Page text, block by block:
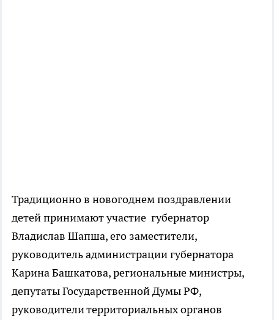
Традиционно в новогоднем поздравлении
детей принимают участие губернатор
Владислав Шапша, его заместители,
руководитель администрации губернатора
Карина Башкатова, региональные министры,
депутаты Государственной Думы РФ,
руководители территориальных органов